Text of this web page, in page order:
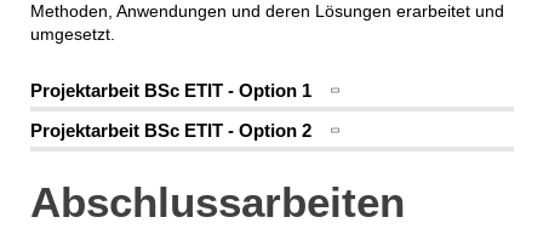
Methoden, Anwendungen und deren Lösungen erarbeitet und
umgesetzt.
Projektarbeit BSc ETIT - Option 1
Projektarbeit BSc ETIT - Option 2
Abschlussarbeiten